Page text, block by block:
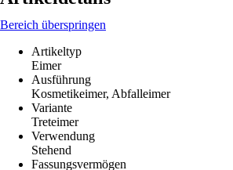
Bereich überspringen
Artikeltyp
Eimer
Ausführung
Kosmetikeimer, Abfalleimer
Variante
Treteimer
Verwendung
Stehend
Fassungsvermögen